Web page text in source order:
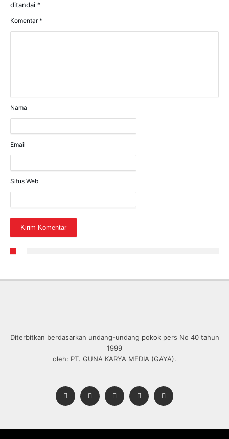
ditandai *
Komentar*
Nama
Email
Situs Web
Diterbitkan berdasarkan undang-undang pokok pers No 40 tahun
1999
oleh: PT. GUNA KARYA MEDIA (GAYA).